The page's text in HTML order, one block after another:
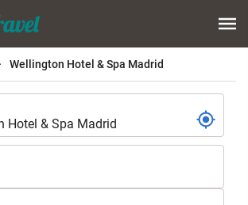
Wellington Hotel & Spa Madrid